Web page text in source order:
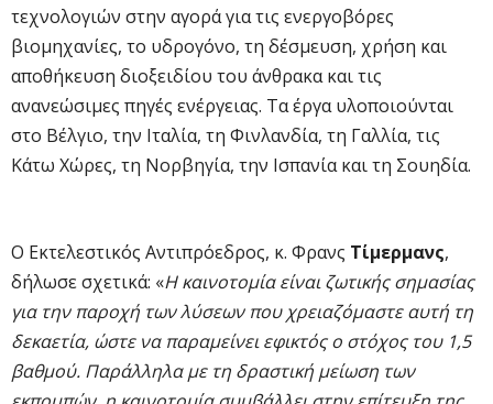
τεχνολογιών στην αγορά για τις ενεργοβόρες
βιομηχανίες, το υδρογόνο, τη δέσμευση, χρήση και
αποθήκευση διοξειδίου του άνθρακα και τις
ανανεώσιμες πηγές ενέργειας. Τα έργα υλοποιούνται
στο Βέλγιο, την Ιταλία, τη Φινλανδία, τη Γαλλία, τις
Κάτω Χώρες, τη Νορβηγία, την Ισπανία και τη Σουηδία.
Ο Εκτελεστικός Αντιπρόεδρος, κ. Φρανς Τίμερμανς,
δήλωσε σχετικά: «Η καινοτομία είναι ζωτικής σημασίας
για την παροχή των λύσεων που χρειαζόμαστε αυτή τη
δεκαετία, ώστε να παραμείνει εφικτός ο στόχος του 1,5
βαθμού. Παράλληλα με τη δραστική μείωση των